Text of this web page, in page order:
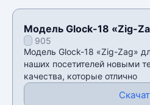
Модель Glock-18 «Zig-
905
Модель Glock-18 «Zig-Zag»
наших посетителей новыми
качества, которые отлично